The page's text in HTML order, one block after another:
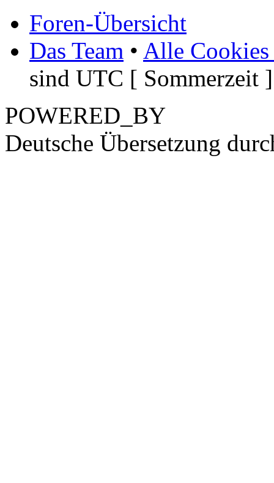
Foren-Übersicht
Das Team • Alle Cookies
sind UTC [ Sommerzeit ]
POWERED_BY
Deutsche Übersetzung